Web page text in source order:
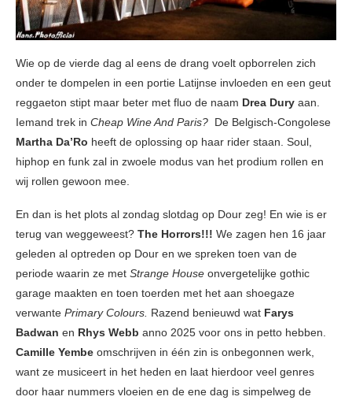
Wie op de vierde dag al eens de drang voelt opborrelen zich
onder te dompelen in een portie Latijnse invloeden en een geut
reggaeton stipt maar beter met fluo de naam Drea Dury aan.
Iemand trek in Cheap Wine And Paris? De Belgisch-Congolese
Martha Da’Ro heeft de oplossing op haar rider staan. Soul,
hiphop en funk zal in zwoele modus van het prodium rollen en
wij rollen gewoon mee.
En dan is het plots al zondag slotdag op Dour zeg! En wie is er
terug van weggeweest? The Horrors!!! We zagen hen 16 jaar
geleden al optreden op Dour en we spreken toen van de
periode waarin ze met Strange House onvergetelijke gothic
garage maakten en toen toerden met het aan shoegaze
verwante Primary Colours. Razend benieuwd wat Farys
Badwan en Rhys Webb anno 2025 voor ons in petto hebben.
Camille Yembe omschrijven in één zin is onbegonnen werk,
want ze musiceert in het heden en laat hierdoor veel genres
door haar nummers vloeien en de ene dag is simpelweg de